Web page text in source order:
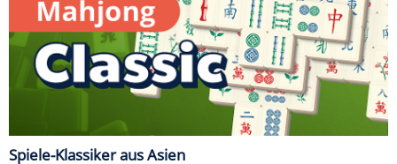
Spiele-Klassiker aus Asien